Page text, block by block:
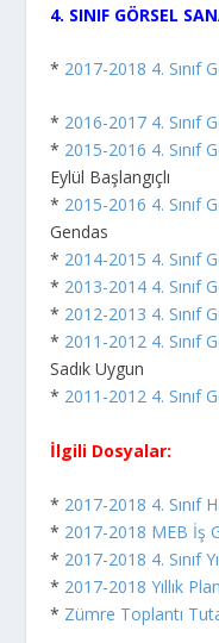
4. SINIF GÖRSEL
* 2017-2018 4. Sınıf
* 2016-2017 4. Sınıf
* 2015-2016 4. Sınıf
Eylül Başlangıçlı
* 2015-2016 4. Sınıf
Gendas
* 2014-2015 4. Sınıf
* 2013-2014 4. Sınıf
* 2012-2013 4. Sınıf
* 2011-2012 4. Sınıf
Sadık Uygun
* 2011-2012 4. Sınıf
İlgili Dosyalar:
* 2017-2018 4. Sınıf
* 2017-2018 MEB İş
* 2017-2018 4. Sınıf
* 2017-2018 Yıllık
* Zümre Toplantı